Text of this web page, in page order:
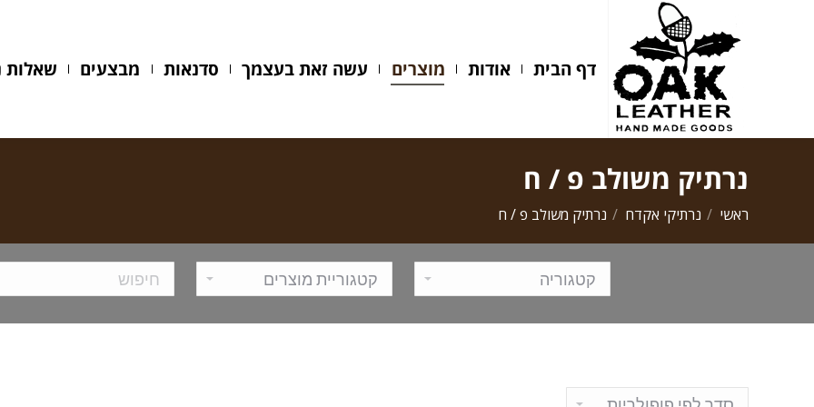
דף הבית אודות מוצרים עשה זאת בעצמך סדנאות מבצעים שאלות
נרתיק משולב פ / ח
ראשי נרתיקי אקדח נרתיק משולב פ / ח